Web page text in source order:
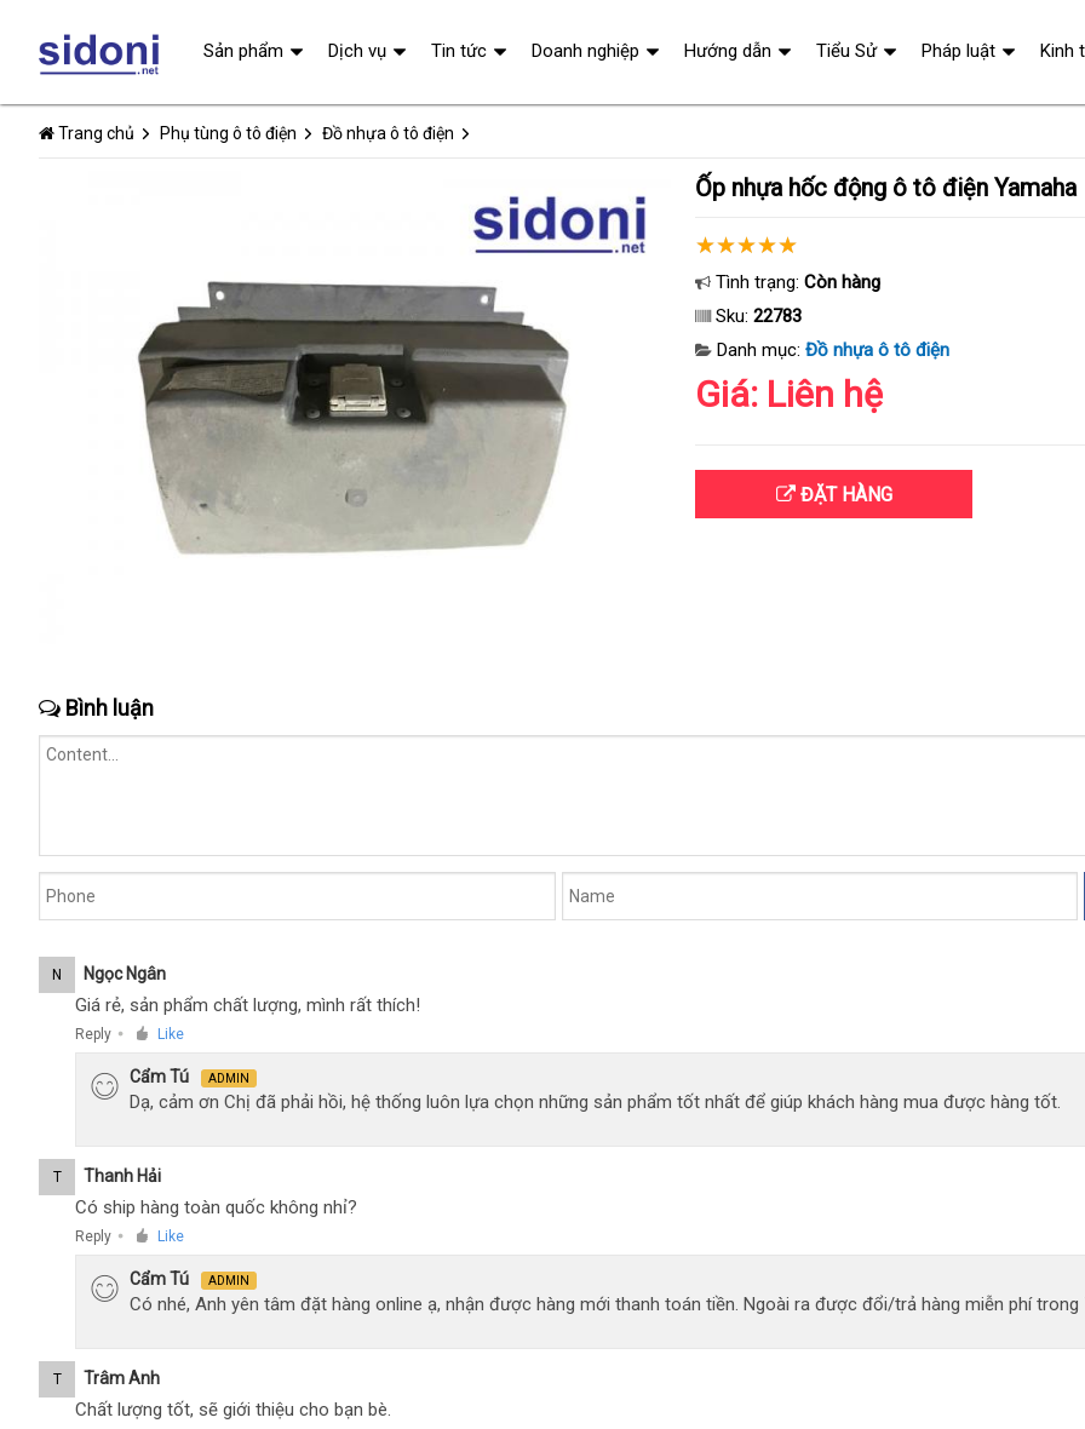
Trang chủ Phụ tùng ô tô điện Đồ nhựa ô tô điện
Ốp nhựa hốc động ô tô điện Yamaha
Tình trạng: Còn hàng
Sku: 22783
Danh mục: Đồ nhựa ô tô điện
Giá: Liên hệ
ĐẶT HÀNG
Bình luận
N Ngọc Ngân
Giá rẻ, sản phẩm chất lượng, mình rất thích!
Reply ● Like
Cẩm Tú ADMIN
Dạ, cảm ơn Chị đã phải hồi, hệ thống luôn lựa chọn những sản phẩm tốt nhất để giúp khách hàng mua được hàng tốt.
T Thanh Hải
Có ship hàng toàn quốc không nhỉ?
Reply ● Like
Cẩm Tú ADMIN
Có nhé, Anh yên tâm đặt hàng online ạ, nhận được hàng mới thanh toán tiền. Ngoài ra được đổi/trả hàng miễn phí trong
T Trâm Anh
Chất lượng tốt, sẽ giới thiệu cho bạn bè.
Sản phẩm Dịch vụ Tin tức Doanh nghiệp Hướng dẫn Tiểu Sử Pháp luật Kinh